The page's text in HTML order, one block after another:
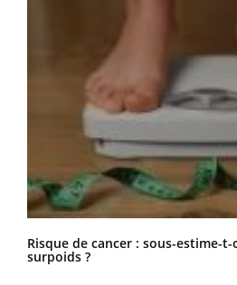
Risque de cancer : sous-estime-t-
surpoids ?